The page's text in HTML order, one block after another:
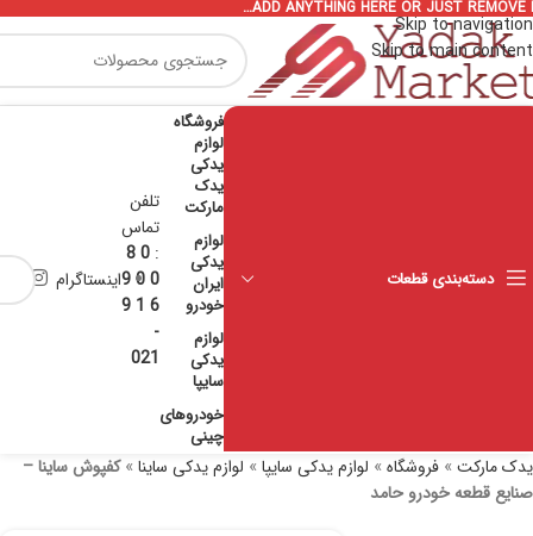
Skip to navigation
Skip to main content
ADD ANYTHING HERE OR JUST REMOVE
دسته‌بندی قطعات
فروشگاه
لوازم
یدکی
یدک
مارکت
لوازم
یدکی
ایران
خودرو
لوازم
یدکی
سایپا
خودروهای
چینی
تلفن
تماس
:
0 8
0 0 9
6 1 9
-
021
اینستاگرام
یدک مارکت» فروشگاه» لوازم یدکی سایپا» لوازم یدکی ساینا»کفپوش ساینا –
صنایع قطعه خودرو حامد